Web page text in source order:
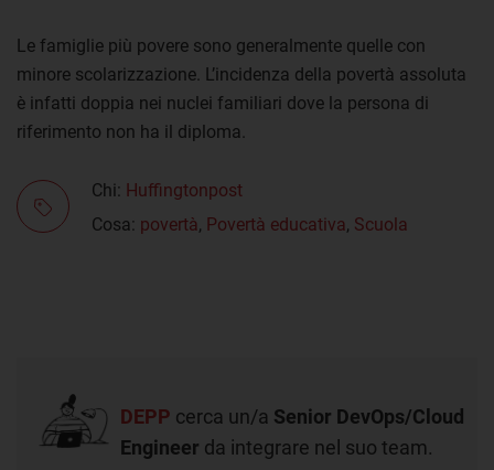
Le famiglie più povere sono generalmente quelle con
minore scolarizzazione. L’incidenza della povertà assoluta
è infatti doppia nei nuclei familiari dove la persona di
riferimento non ha il diploma.
Chi: Huffingtonpost
Cosa: povertà, Povertà educativa, Scuola
DEPP cerca un/a Senior DevOps/Cloud
Engineer da integrare nel suo team.